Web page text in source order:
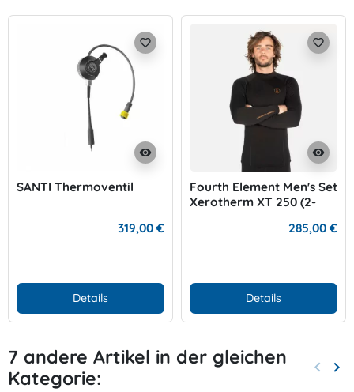
visibility
favorite_border
SANTI Thermoventil
319,00 €
Details
visibility
favorite_border
Fourth Element Men's Set
Xerotherm XT 250 (2-
285,00 €
Details
7 andere Artikel in der gleichen
Kategorie:
Zurück
keyboard_arrow_left keyboard_arrow_right